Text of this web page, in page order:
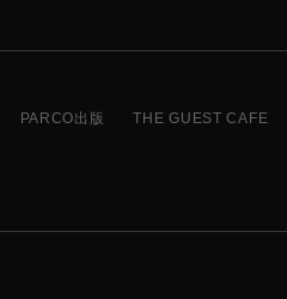
PARCO出版 THE GUEST CAFE